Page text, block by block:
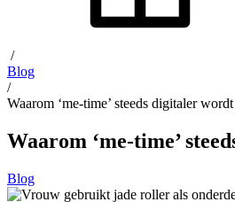
/
Blog
/
Waarom ‘me-time’ steeds digitaler wordt
Waarom ‘me-time’
Blog